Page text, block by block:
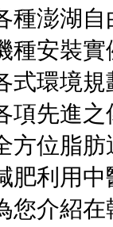
種澎湖
種安裝
式環境
項先進
方位脂
肥利用
您介紹